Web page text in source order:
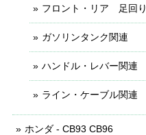
フロント・リア 足回り
ガソリンタンク関連
ハンドル・レバー関連
ライン・ケーブル関連
ホンダ - CB93 CB96